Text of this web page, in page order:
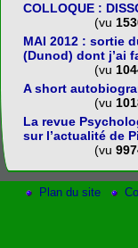
COLLOQUE :
(vu
MAI 2012 : sortie
(Dunod) dont j’ai
(vu
A short
(vu
La revue
sur l’actualité de
(vu
Plan du site